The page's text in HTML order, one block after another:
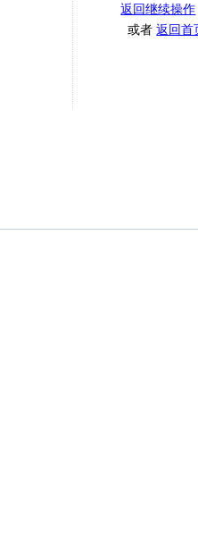
返回继续操作
或者返回首